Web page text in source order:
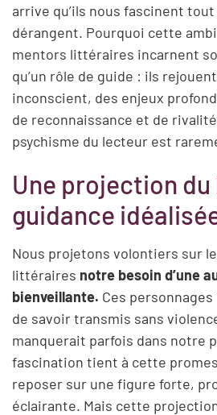
arrive qu’ils nous fascinent tout
dérangent. Pourquoi cette
mentors littéraires incarnent
qu’un rôle de guide : ils
inconscient, des enjeux
de reconnaissance et de
psychisme du lecteur est
Une projection du
guidance
Nous projetons volontiers sur
littéraires notre besoin d’une
bienveillante. Ces
de savoir transmis sans
manquerait parfois dans notre
fascination tient à cette
reposer sur une figure forte,
éclairante. Mais cette